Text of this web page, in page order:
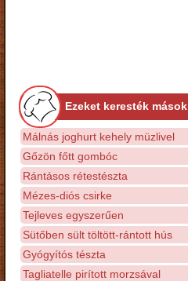
Ezeket keresték mások
Málnás joghurt kehely müzlivel
Gőzön főtt gombóc
Rántásos rétestészta
Mézes-diós csirke
Tejleves egyszerűen
Sütőben sült töltött-rántott hús
Gyógyítós tészta
Tagliatelle pirított morzsával